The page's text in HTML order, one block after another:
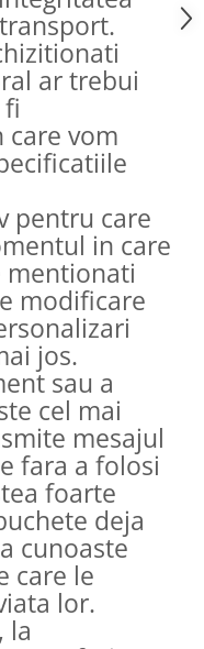
ar trebui
vom
pentru care
in care
mentionati
modificare
jos.
sau a
cel mai
mesajul
fara a folosi
foarte
deja
cunoaste
care le
lor.
la